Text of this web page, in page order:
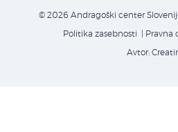
© 2026 Andragoški center
Politika zasebnosti | Pravna
Avtor: